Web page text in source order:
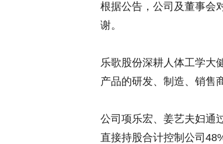
根据公告，公司及董事会
谢。
乐歌股份深耕人体工学大
产品的研发、制造、销售
公司项乐宏、姜艺夫妇通
直接持股合计控制公司